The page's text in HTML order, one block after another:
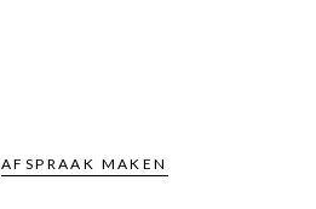
AFSPRAAK MAKEN